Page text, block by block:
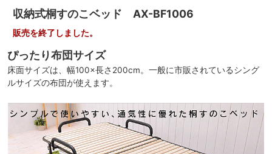
収納式桐すのこベッド AX-BF1006
販売を終了しました。
ぴったり布団サイズ
床面サイズは、幅100×長さ200cm。一般に市販されているシング
ルサイズの布団が使えます。